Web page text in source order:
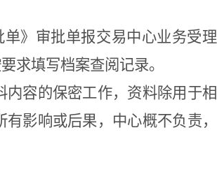
单》审批单报交易中心业务受理
求填写档案查阅记录。
容的保密工作，资料除用于相
影响或后果，中心概不负责，